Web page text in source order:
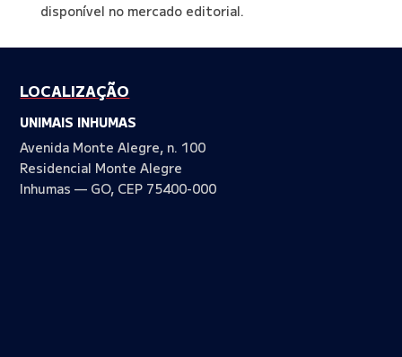
disponível no mercado editorial.
LOCALIZAÇÃO
UNIMAIS INHUMAS
Avenida Monte Alegre, n. 100
Residencial Monte Alegre
Inhumas — GO, CEP 75400-000